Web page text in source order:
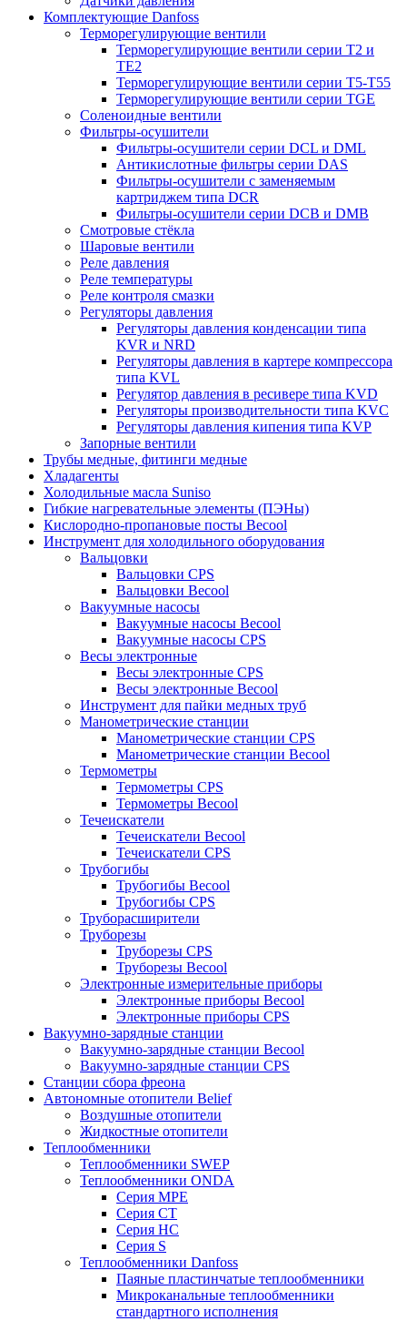
Комплектующие Danfoss
Терморегулирующие вентили
Терморегулирующие вентили серии Т2 и
ТЕ2
Терморегулирующие вентили серии Т5-Т55
Терморегулирующие вентили серии TGE
Соленоидные вентили
Фильтры-осушители
Фильтры-осушители серии DCL и DML
Антикислотные фильтры серии DAS
Фильтры-осушители с заменяемым
картриджем типа DCR
Фильтры-осушители серии DCB и DMB
Смотровые стёкла
Шаровые вентили
Реле давления
Реле температуры
Реле контроля смазки
Регуляторы давления
Регуляторы давления конденсации типа
KVR и NRD
Регуляторы давления в картере компрессора
типа KVL
Регулятор давления в ресивере типа KVD
Регуляторы производительности типа KVC
Регуляторы давления кипения типа KVP
Запорные вентили
Трубы медные, фитинги медные
Хладагенты
Холодильные масла Suniso
Гибкие нагревательные элементы (ПЭНы)
Кислородно-пропановые посты Becool
Инструмент для холодильного оборудования
Вальцовки
Вальцовки CPS
Вальцовки Becool
Вакуумные насосы
Вакуумные насосы Becool
Вакуумные насосы CPS
Весы электронные
Весы электронные CPS
Весы электронные Becool
Инструмент для пайки медных труб
Манометрические станции
Манометрические станции CPS
Манометрические станции Becool
Термометры
Термометры CPS
Термометры Becool
Течеискатели
Течеискатели Becool
Течеискатели CPS
Трубогибы
Трубогибы Becool
Трубогибы CPS
Труборасширители
Труборезы
Труборезы CPS
Труборезы Becool
Электронные измерительные приборы
Электронные приборы Becool
Электронные приборы CPS
Вакуумно-зарядные станции
Вакуумно-зарядные станции Becool
Вакуумно-зарядные станции CPS
Станции сбора фреона
Автономные отопители Belief
Воздушные отопители
Жидкостные отопители
Теплообменники
Теплообменники SWEP
Теплообменники ONDA
Серия MPE
Серия CT
Серия HC
Серия S
Теплообменники Danfoss
Паяные пластинчатые теплообменники
Микроканальные теплообменники
стандартного исполнения